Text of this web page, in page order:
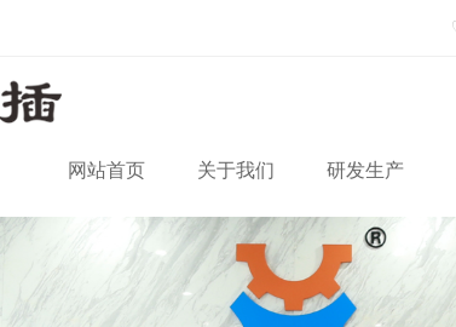
网站首页 关于我们 研发生产